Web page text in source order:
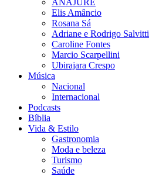
ANAJURE
Elis Amâncio
Rosana Sá
Adriane e Rodrigo Salvitti
Caroline Fontes
Marcio Scarpellini
Ubirajara Crespo
Música
Nacional
Internacional
Podcasts
Bíblia
Vida & Estilo
Gastronomia
Moda e beleza
Turismo
Saúde